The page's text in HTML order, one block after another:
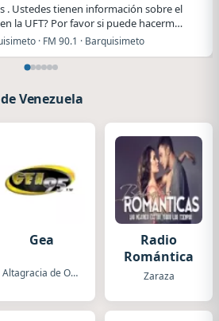
. Ustedes tienen información sobre el
la UFT? Por favor si puede hacerm…
· FM 90.1 · Barquisimeto
Venezuela
Gea
Altagracia de Orituco
Radio
Romántica
Zaraza